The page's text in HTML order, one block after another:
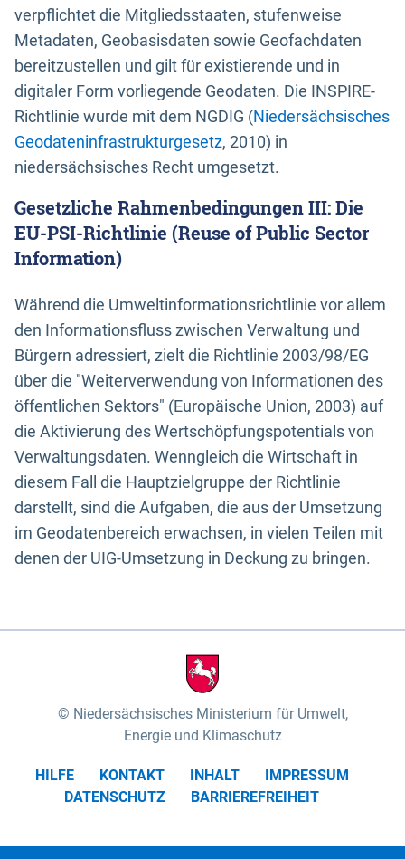
verpflichtet die Mitgliedsstaaten, stufenweise
Metadaten, Geobasisdaten sowie Geofachdaten
bereitzustellen und gilt für existierende und in
digitaler Form vorliegende Geodaten. Die INSPIRE-
Richtlinie wurde mit dem NGDIG (Niedersächsisches
Geodateninfrastrukturgesetz, 2010) in
niedersächsisches Recht umgesetzt.
Gesetzliche Rahmenbedingungen III: Die
EU-PSI-Richtlinie (Reuse of Public Sector
Information)
Während die Umweltinformationsrichtlinie vor allem
den Informationsfluss zwischen Verwaltung und
Bürgern adressiert, zielt die Richtlinie 2003/98/EG
über die "Weiterverwendung von Informationen des
öffentlichen Sektors" (Europäische Union, 2003) auf
die Aktivierung des Wertschöpfungspotentials von
Verwaltungsdaten. Wenngleich die Wirtschaft in
diesem Fall die Hauptzielgruppe der Richtlinie
darstellt, sind die Aufgaben, die aus der Umsetzung
im Geodatenbereich erwachsen, in vielen Teilen mit
denen der UIG-Umsetzung in Deckung zu bringen.
Niedersächsisches Ministerium für Umwelt,
Energie und Klimaschutz
HILFE KONTAKT INHALT
IMPRESSUM
DATENSCHUTZ
BARRIEREFREIHEIT